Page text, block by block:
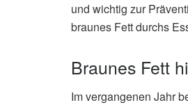
und wichtig zur
braunes Fett durchs
Braunes Fett
Im vergangenen Jahr